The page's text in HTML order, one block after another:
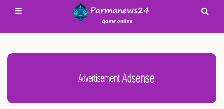
Advertisement Adsense